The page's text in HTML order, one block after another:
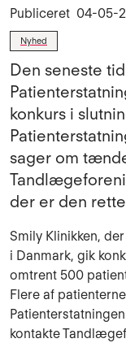
Publiceret 04-05-
Nyhed
Den seneste
konkurs i
sager om
der er den
Smily Klinikken,
i Danmark, gik
omtrent 500
Flere af
kontakte